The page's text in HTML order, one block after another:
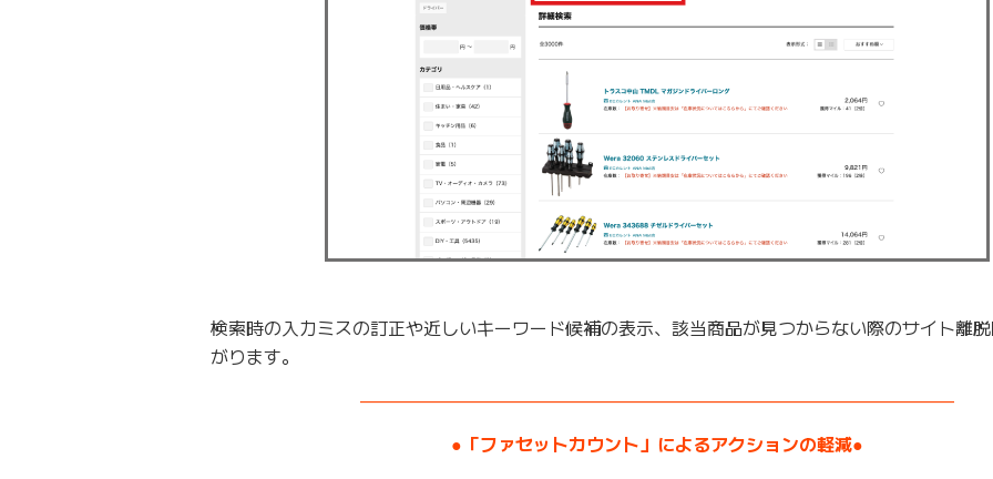
検索時の入力ミスの訂正や近しいキーワード候補の表示、該当商品が見つからない際のサイト離
がります。
—————————————————————————————————–
●「ファセットカウント」によるアクションの軽減●